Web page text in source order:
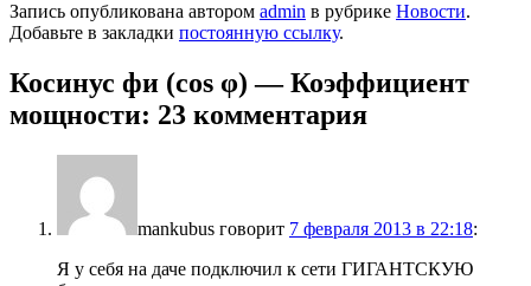
Запись опубликована автором admin в рубрике Новости.
Добавьте в закладки постоянную ссылку.
Косинус фи (cos φ) — Коэффициент
мощности: 23 комментария
mankubus говорит 7 февраля 2013 в 22:18:
Я у себя на даче подключил к сети ГИГАНТСКУЮ